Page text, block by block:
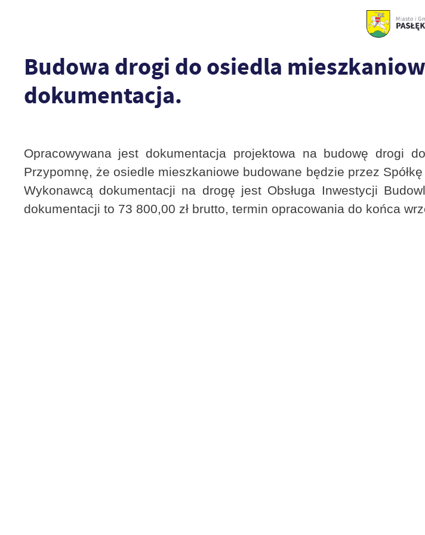
Budowa drogi do osiedla
dokumentacja.
Opracowywana jest dokumentacja projektowa na budowę drogi
Przypomnę, że osiedle mieszkaniowe budowane będzie przez
Wykonawcą dokumentacji na drogę jest Obsługa Inwestycji
dokumentacji to 73 800,00 zł brutto, termin opracowania do końca